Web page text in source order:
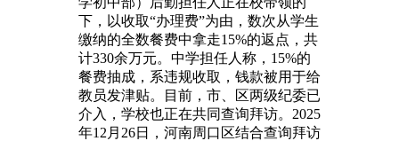
下，以收取“办理费”为由，数次从学生
缴纳的全数餐费中拿走15%的返点，共
计330余万元。中学担任人称，15%的
餐费抽成，系违规收取，钱款被用于给
教员发津贴。目前，市、区两级纪委已
介入，学校也正在共同查询拜访。2025
年12月26日，河南周口区结合查询拜访